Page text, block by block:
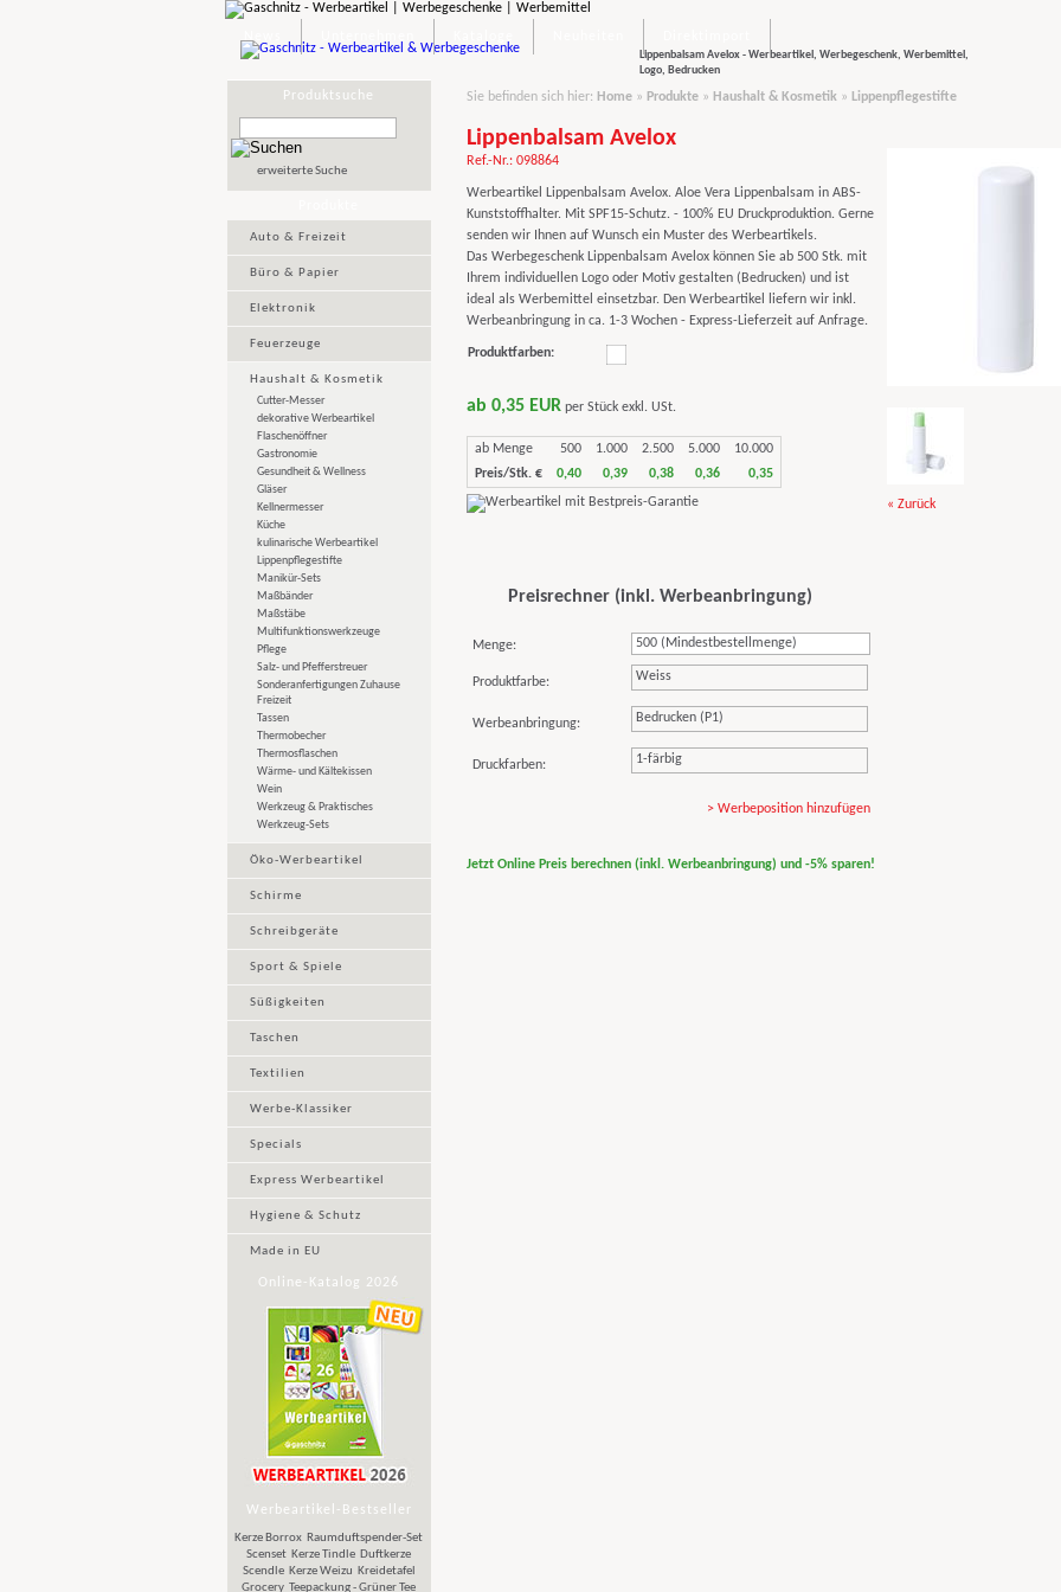
Lippenbalsam Avelox - Werbeartikel, Werbegeschenk, Werbemittel,
Logo, Bedrucken
Produktsuche
erweiterte Suche
Auto & Freizeit
Büro & Papier
Elektronik
Feuerzeuge
Haushalt & Kosmetik
Cutter-Messer
dekorative Werbeartikel
Flaschenöffner
Gastronomie
Gesundheit & Wellness
Gläser
Kellnermesser
Küche
kulinarische Werbeartikel
Lippenpflegestifte
Manikür-Sets
Maßbänder
Maßstäbe
Multifunktionswerkzeuge
Pflege
Salz- und Pfefferstreuer
Sonderanfertigungen Zuhause
Freizeit
Tassen
Thermobecher
Thermosflaschen
Wärme- und Kältekissen
Wein
Werkzeug & Praktisches
Werkzeug-Sets
Öko-Werbeartikel
Schirme
Schreibgeräte
Sport & Spiele
Süßigkeiten
Taschen
Textilien
Werbe-Klassiker
Specials
Express Werbeartikel
Hygiene & Schutz
Made in EU
Online-Katalog 2026
Werbeartikel-Bestseller
Kerze Borrox Raumduftspender-Set
Scenset Kerze Tindle Duftkerze
Scendle Kerze Weizu Kreidetafel
Grocery Teepackung - Grüner Tee
Sie befinden sich hier: Home» Produkte» Haushalt & Kosmetik» Lippenpflegestifte
Lippenbalsam Avelox
Ref.-Nr.: 098864
Werbeartikel Lippenbalsam Avelox. Aloe Vera Lippenbalsam in ABS-
Kunststoffhalter. Mit SPF15-Schutz. - 100% EU Druckproduktion. Gerne
senden wir Ihnen auf Wunsch ein Muster des Werbeartikels.
Das Werbegeschenk Lippenbalsam Avelox können Sie ab 500 Stk. mit
Ihrem individuellen Logo oder Motiv gestalten (Bedrucken) und ist
ideal als Werbemittel einsetzbar. Den Werbeartikel liefern wir inkl.
Werbeanbringung in ca. 1-3 Wochen - Express-Lieferzeit auf Anfrage.
Produktfarben:
ab 0,35 EURper Stück exkl. USt.
ab Menge 500 1.000 2.500 5.000
10.000
Preis/Stk. €
0,40 0,39 0,38 0,36 0,35
Preisrechner (inkl. Werbeanbringung)
Menge:
Produktfarbe: Weiss
Werbeanbringung: Bedrucken (P1)
Druckfarben: 1-färbig
> Werbeposition hinzufügen
Jetzt Online Preis berechnen (inkl. Werbeanbringung) und -5% sparen!
« Zurück